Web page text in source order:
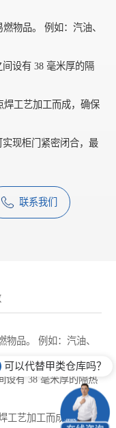
物品。 例如：汽油、
设有 38 毫米厚的隔
焊工艺加工而成，确保
现柜门紧密闭合，最
联系我们
物品。 例如：汽油、
设有 38 毫米厚的隔热
工艺加工而成，确保
可以代替甲类仓库吗？